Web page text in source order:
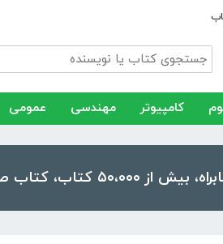
کامپیوتر مهندسی عمومی
را در موبایل و تبلت خود داشته باشید!